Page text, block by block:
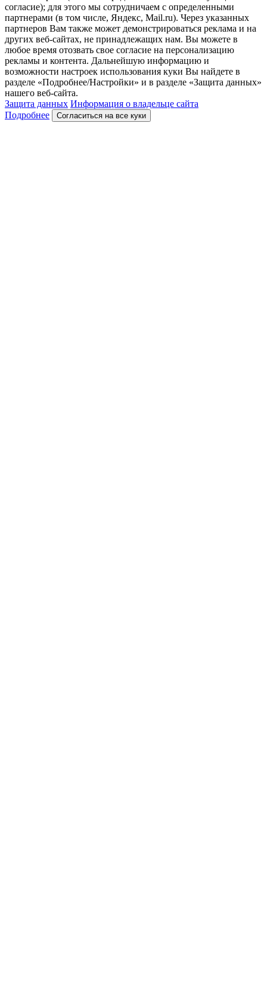
согласие); для этого мы сотрудничаем с определенными
партнерами (в том числе, Яндекс, Mail.ru). Через указанных
партнеров Вам также может демонстрироваться реклама и на
других веб-сайтах, не принадлежащих нам. Вы можете в
любое время отозвать свое согласие на персонализацию
рекламы и контента. Дальнейшую информацию и
возможности настроек использования куки Вы найдете в
разделе «Подробнее/Настройки» и в разделе «Защита данных»
нашего веб-сайта.
Защита данных Информация о владельце сайта
Подробнее
Согласиться на все куки